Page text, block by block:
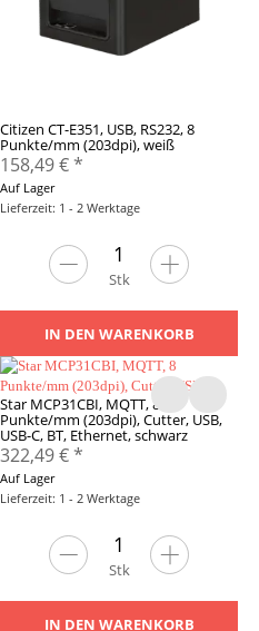
Citizen CT-E351, USB, RS232, 8
Punkte/mm (203dpi), weiß
158,49 €*
Auf Lager
Lieferzeit: 1 - 2 Werktage
Stk
IN DEN WARENKORB
Star MCP31CBI, MQTT, 8
Punkte/mm (203dpi), Cutter, USB,
USB-C, BT, Ethernet, schwarz
322,49 €*
Auf Lager
Lieferzeit: 1 - 2 Werktage
Stk
IN DEN WARENKORB